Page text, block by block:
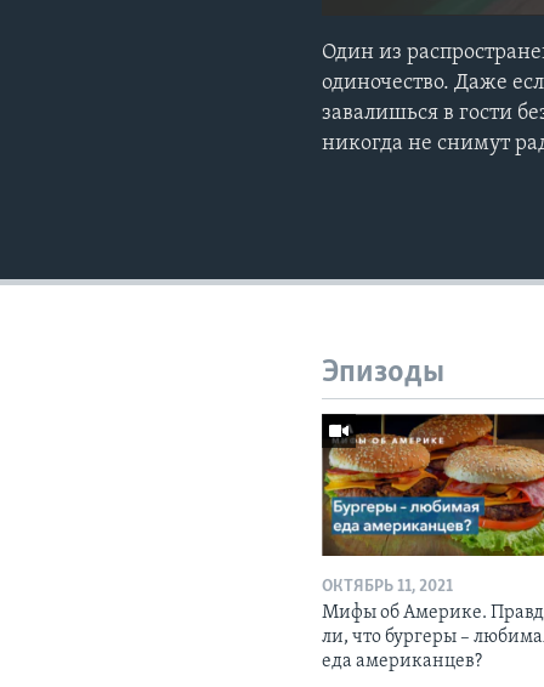
Один из
одиночество. Даже
завалишься в гости
никогда не снимут
Эпизоды
ОКТЯБРЬ 11, 2021
Мифы об Америке.
ли, что бургеры –
еда американцев?